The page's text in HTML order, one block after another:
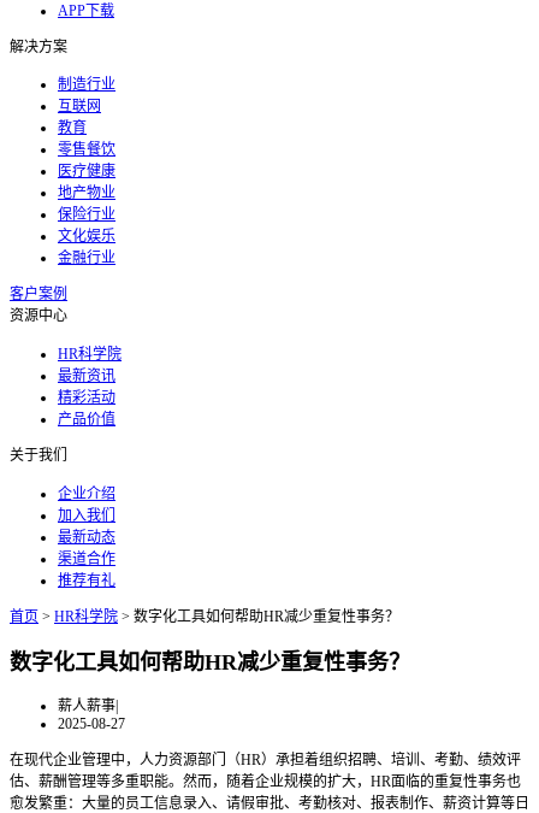
APP下载
解决方案
制造行业
互联网
教育
零售餐饮
医疗健康
地产物业
保险行业
文化娱乐
金融行业
客户案例
资源中心
HR科学院
最新资讯
精彩活动
产品价值
关于我们
企业介绍
加入我们
最新动态
渠道合作
推荐有礼
首页 > HR科学院 > 数字化工具如何帮助HR减少重复性事务？
数字化工具如何帮助HR减少重复性事务？
薪人薪事|
2025-08-27
在现代企业管理中，人力资源部门（HR）承担着组织招聘、培训、考勤、绩效评
估、薪酬管理等多重职能。然而，随着企业规模的扩大，HR面临的重复性事务也
愈发繁重：大量的员工信息录入、请假审批、考勤核对、报表制作、薪资计算等日